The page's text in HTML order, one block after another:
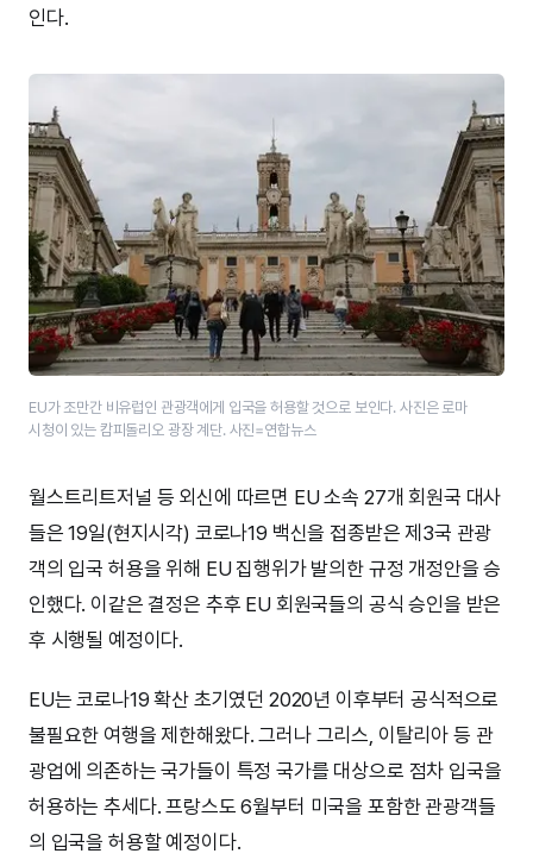
인다.
EU가 조만간 비유럽인 관광객에게 입국을 허용할 것으로 보인다. 사진은 로마
시청이 있는 캄피돌리오 광장 계단. 사진=연합뉴스
월스트리트저널 등 외신에 따르면 EU 소속 27개 회원국 대사
들은 19일(현지시각) 코로나19 백신을 접종받은 제3국 관광
객의 입국 허용을 위해 EU 집행위가 발의한 규정 개정안을 승
인했다. 이같은 결정은 추후 EU 회원국들의 공식 승인을 받은
후 시행될 예정이다.
EU는 코로나19 확산 초기였던 2020년 이후부터 공식적으로
불필요한 여행을 제한해왔다. 그러나 그리스, 이탈리아 등 관
광업에 의존하는 국가들이 특정 국가를 대상으로 점차 입국을
허용하는 추세다. 프랑스도 6월부터 미국을 포함한 관광객들
의 입국을 허용할 예정이다.